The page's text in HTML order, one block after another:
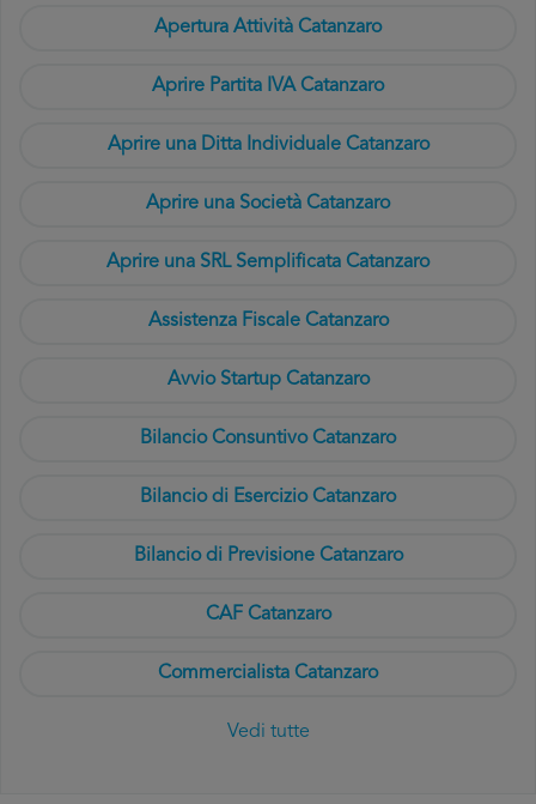
Apertura Attività Catanzaro
Aprire Partita IVA Catanzaro
Aprire una Ditta Individuale Catanzaro
Aprire una Società Catanzaro
Aprire una SRL Semplificata Catanzaro
Assistenza Fiscale Catanzaro
Avvio Startup Catanzaro
Bilancio Consuntivo Catanzaro
Bilancio di Esercizio Catanzaro
Bilancio di Previsione Catanzaro
CAF Catanzaro
Commercialista Catanzaro
Vedi tutte